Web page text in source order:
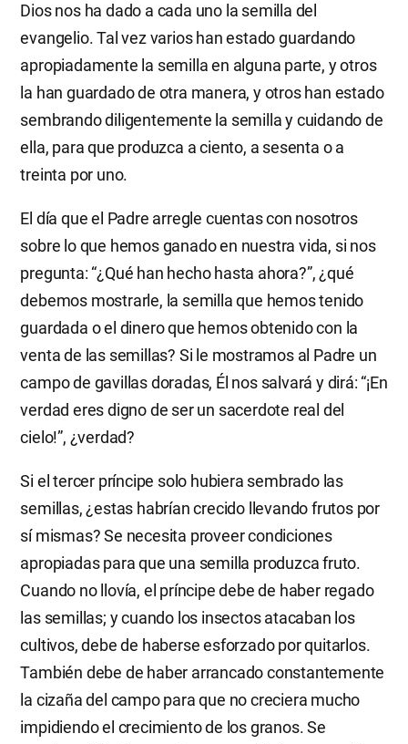
Dios nos ha dado a cada uno la semilla del
evangelio. Tal vez varios han estado guardando
apropiadamente la semilla en alguna parte, y otros
la han guardado de otra manera, y otros han estado
sembrando diligentemente la semilla y cuidando de
ella, para que produzca a ciento, a sesenta o a
treinta por uno.
El día que el Padre arregle cuentas con nosotros
sobre lo que hemos ganado en nuestra vida, si nos
pregunta: “¿Qué han hecho hasta ahora?”, ¿qué
debemos mostrarle, la semilla que hemos tenido
guardada o el dinero que hemos obtenido con la
venta de las semillas? Si le mostramos al Padre un
campo de gavillas doradas, Él nos salvará y dirá: “¡En
verdad eres digno de ser un sacerdote real del
cielo!”, ¿verdad?
Si el tercer príncipe solo hubiera sembrado las
semillas, ¿estas habrían crecido llevando frutos por
sí mismas? Se necesita proveer condiciones
apropiadas para que una semilla produzca fruto.
Cuando no llovía, el príncipe debe de haber regado
las semillas; y cuando los insectos atacaban los
cultivos, debe de haberse esforzado por quitarlos.
También debe de haber arrancado constantemente
la cizaña del campo para que no creciera mucho
impidiendo el crecimiento de los granos. Se